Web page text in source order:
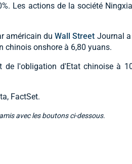
Les actions de la société
américain duWall Street Journal a
chinois onshore à 6,80 yuans.
de l'obligation d'Etat chinoise à
FactSet.
avec les boutons ci-dessous.